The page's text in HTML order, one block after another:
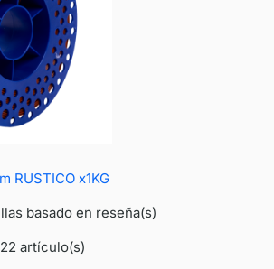
RUSTICO x1KG
basado en reseña(s)
artículo(s)